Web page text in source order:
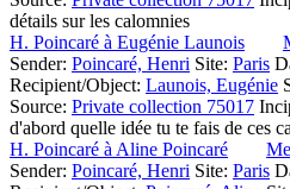
détails sur les calomnies
H. Poincaré à Eugénie Launois
Sender: Poincaré, Henri Site: Paris
Recipient/Object: Launois, Eugénie
Source: Private collection 75017
d'abord quelle idée tu te fais de ces
H. Poincaré à Aline Poincaré
Sender: Poincaré, Henri Site: Paris